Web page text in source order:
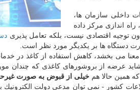
داخلی سازمان ها،
اندازی مركز داده
توجیه اقتصادی نیست، بلكه تعامل پذیری
دستگاه ها بر یكدیگر مورد نظر است.
می بخشد، كاهش استفاده از كاغذ در
عرضه از بروشورهای كاغذی كه چندان مورد
همین حالا هم خیلی از قبوض به صورت
كشور - نمی توان مدعی دولت الكترونیك